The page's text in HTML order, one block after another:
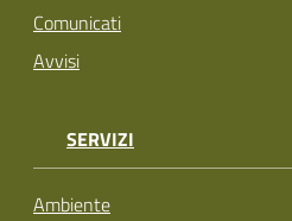
Comunicati
Avvisi
SERVIZI
Ambiente